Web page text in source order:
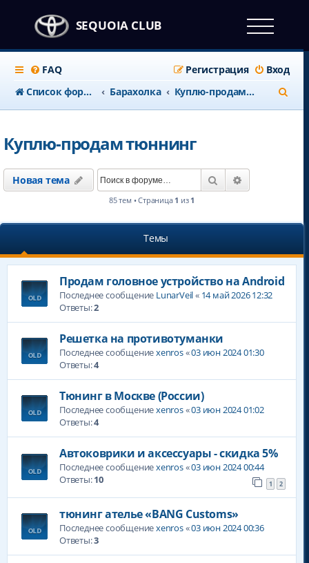
SEQUOIA CLUB
FAQ Вход
Регистрация
Список форумов
Барахолка Куплю-продам тюннинг
о
Куплю-продам тюннинг
Новая тема Поиск
85 тем • Страница 1 из 1
Темы
Продам головное устройство на Android
Последнее сообщение LunarVeil« 14 май 2026 12:32
Ответы:2
Решетка на противотуманки
Последнее сообщениеxenros«03 июн 2024 01:30
Ответы:4
Тюнинг в Москве (России)
Последнее сообщениеxenros«03 июн 2024 01:02
Ответы:4
Автоковрики и аксессуары - скидка 5%
Последнее сообщениеxenros«03 июн 2024 00:44
Ответы:10 1 2
тюнинг ателье «BANG Customs»
Последнее сообщениеxenros«03 июн 2024 00:36
Ответы:3